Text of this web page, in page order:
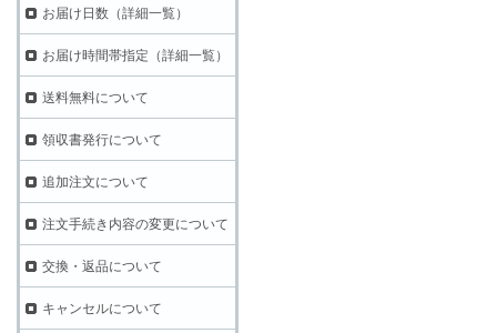
お届け日数（詳細一覧）
お届け時間帯指定（詳細一覧）
送料無料について
領収書発行について
追加注文について
注文手続き内容の変更について
交換・返品について
キャンセルについて